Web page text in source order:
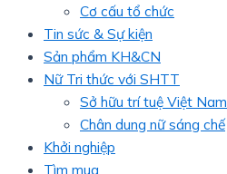
Cơ cấu tổ chức
Tin sức & Sự kiện
Sản phẩm KH&CN
Nữ Tri thức với SHTT
Sở hữu trí tuệ Việt Nam
Chân dung nữ sáng chế
Khởi nghiệp
Tìm mua